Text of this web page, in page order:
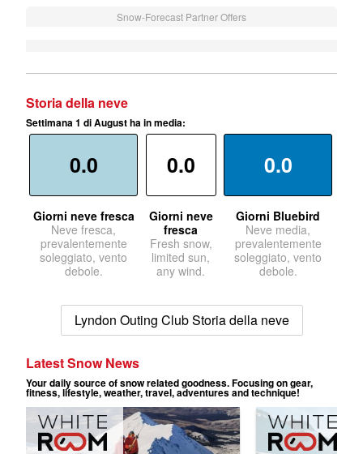
Snow-Forecast Partner Offers
Storia della neve
Settimana 1 di August ha in media:
0.0
Giorni neve fresca
Neve fresca,
prevalentemente
soleggiato, vento
debole.
0.0
Giorni neve
fresca
Fresh snow,
limited sun,
any wind.
0.0
Giorni Bluebird
Neve media,
prevalentemente
soleggiato, vento
debole.
Lyndon Outing Club Storia della neve